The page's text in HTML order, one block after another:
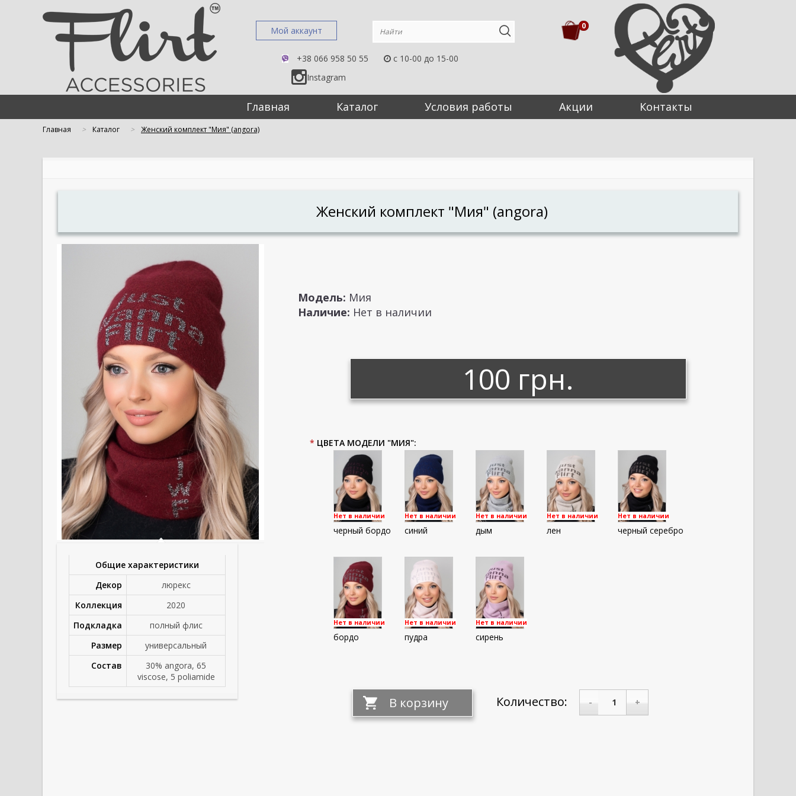
Мой аккаунт
+38 066 958 50 55
c 10-00 до 15-00
Instagram
0
Главная Каталог Условия работы Акции Контакты
Главная Каталог Женский комплект "Мия" (angora)
Женский комплект "Мия" (angora)
Общие характеристики
Декор
люрекс
Коллекция
2020
Подкладка
полный флис
Размер
универсальный
Состав
30% angora, 65
viscose, 5 poliamide
Модель: Мия
Наличие: Нет в наличии
100 грн.
* ЦВЕТА МОДЕЛИ "МИЯ":
Нет в наличии
черный бордо
Нет в наличии
синий
Нет в наличии
дым
Нет в наличии
лен
Нет в наличии
черный серебро
Нет в наличии
бордо
Нет в наличии
пудра
Нет в наличии
сирень
Количество: - +